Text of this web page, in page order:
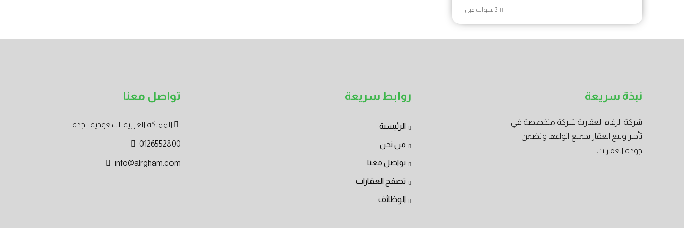
‏3 سنوات قبل
نبذة سريعة
شركة الرغام العقارية شركة متخصصة في
تأجير وبيع العقار بجميع انواعها وتضمن
جودة العقارات.
روابط سريعة
الرئيسية
من نحن
تواصل معنا
تصفح العقارات
الوظائف
تواصل معنا
المملكة العربية السعودية ، جدة
0126552800
info@alrgham.com